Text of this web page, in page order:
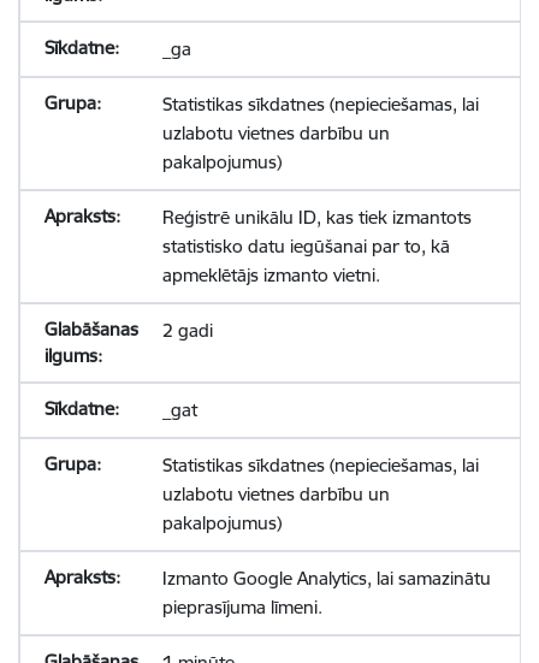
_ga
Statistikas sīkdatnes (nepieciešamas, lai
uzlabotu vietnes darbību un
pakalpojumus)
Reģistrē unikālu ID, kas tiek izmantots
statistisko datu iegūšanai par to, kā
apmeklētājs izmanto vietni.
2 gadi
_gat
Statistikas sīkdatnes (nepieciešamas, lai
uzlabotu vietnes darbību un
pakalpojumus)
Izmanto Google Analytics, lai samazinātu
pieprasījuma līmeni.